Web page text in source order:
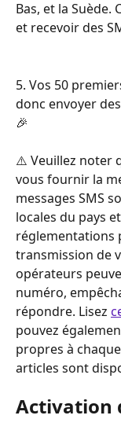
Bas, et la
et recevoir des
5. Vos 50
donc envoyer
🎉
⚠️ Veuillez noter
vous fournir la
messages SMS
locales du pays
réglementations
transmission de
opérateurs
numéro,
répondre. Lisez
pouvez
propres à
articles sont
Activation